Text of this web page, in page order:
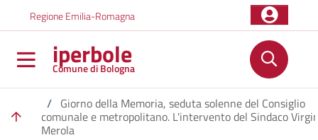
Regione Emilia-Romagna
iperbole
Comune di Bologna
/ Giorno della Memoria, seduta solenne del Consiglio
comunale e metropolitano. L'intervento del Sindaco
Merola